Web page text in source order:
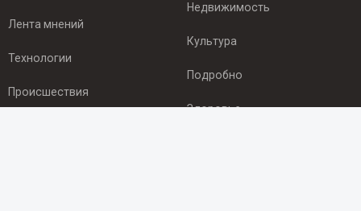
Лента мнений
Технологии
Происшествия
Недвижимость
Культура
Подробно
Здоровье